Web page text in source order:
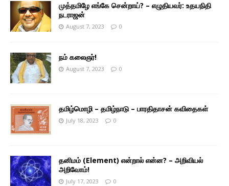
முத்தமிழே எங்கே சென்றாய்? – எழுதியவர்: உதயநிதி
நடராஜன்
August 7, 2023 0
நம் கலைஞர்!
August 7, 2023 0
தமிழ்மொழி – தமிழ்நாடு – பாரதிதாசன் கவிதைகள்
July 18, 2023 0
தனிமம் (Element) என்றால் என்ன? – அறிவியல்
அறிவோம்!
July 17, 2023 0